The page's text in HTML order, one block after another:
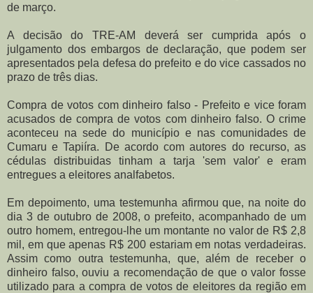
de março.
A decisão do TRE-AM deverá ser cumprida após o
julgamento dos embargos de declaração, que podem ser
apresentados pela defesa do prefeito e do vice cassados no
prazo de três dias.
Compra de votos com dinheiro falso - Prefeito e vice foram
acusados de compra de votos com dinheiro falso. O crime
aconteceu na sede do município e nas comunidades de
Cumaru e Tapiíra. De acordo com autores do recurso, as
cédulas distribuidas tinham a tarja 'sem valor' e eram
entregues a eleitores analfabetos.
Em depoimento, uma testemunha afirmou que, na noite do
dia 3 de outubro de 2008, o prefeito, acompanhado de um
outro homem, entregou-lhe um montante no valor de R$ 2,8
mil, em que apenas R$ 200 estariam em notas verdadeiras.
Assim como outra testemunha, que, além de receber o
dinheiro falso, ouviu a recomendação de que o valor fosse
utilizado para a compra de votos de eleitores da região em